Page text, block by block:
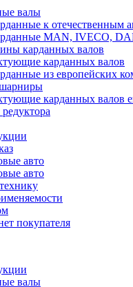
валы
к отечественным
MAN, IVECO,
карданных валов
карданных валов
из европейских
карданных валов
авто
авто
покупателя
валы